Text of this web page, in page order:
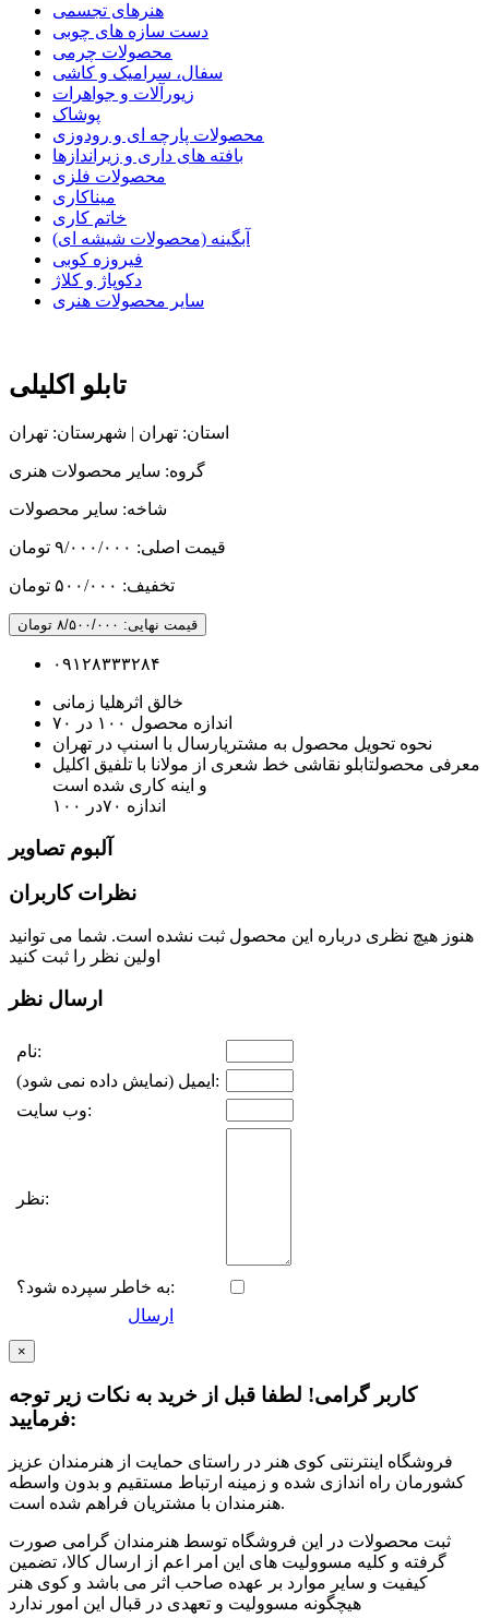
هنرهای تجسمی
دست سازه های چوبی
محصولات چرمی
سفال، سرامیک و کاشی
زیورآلات و جواهرات
پوشاک
محصولات پارچه ای و رودوزی
بافته های داری و زیراندازها
محصولات فلزی
میناکاری
خاتم کاری
آبگینه (محصولات شیشه ای)
فیروزه کوبی
دکوپاژ و کلاژ
سایر محصولات هنری
تابلو اکلیلی
استان: تهران | شهرستان: تهران
گروه: سایر محصولات هنری
شاخه: سایر محصولات
قیمت اصلی: ۹/۰۰۰/۰۰۰ تومان
تخفیف: ۵۰۰/۰۰۰ تومان
قیمت نهایی: ۸/۵۰۰/۰۰۰ تومان
۰۹۱۲۸۳۳۳۲۸۴
خالق اثر هلیا زمانی
اندازه محصول ۱۰۰ در ۷۰
نحوه تحویل محصول به مشتریارسال با اسنپ در تهران
معرفی محصولتابلو نقاشی خط شعری از مولانا با تلفیق اکلیل
و اینه کاری شده است
اندازه ۷۰در ۱۰۰
آلبوم تصاویر
نظرات کاربران
هنوز هیچ نظری درباره این محصول ثبت نشده است. شما می توانید
اولین نظر را ثبت کنید
ارسال نظر
نام:
ایمیل (نمایش داده نمی شود):
وب سایت:
نظر:
به خاطر سپرده شود؟:
ارسال
×
کاربر گرامی! لطفا قبل از خرید به نکات زیر توجه
فرمایید:
فروشگاه اینترنتی کوی هنر در راستای حمایت از هنرمندان عزیز
کشورمان راه اندازی شده و زمینه ارتباط مستقیم و بدون واسطه
هنرمندان با مشتریان فراهم شده است.
ثبت محصولات در این فروشگاه توسط هنرمندان گرامی صورت
گرفته و کلیه مسوولیت های این امر اعم از ارسال کالا، تضمین
کیفیت و سایر موارد بر عهده صاحب اثر می باشد و کوی هنر
هیچگونه مسوولیت و تعهدی در قبال این امور ندارد